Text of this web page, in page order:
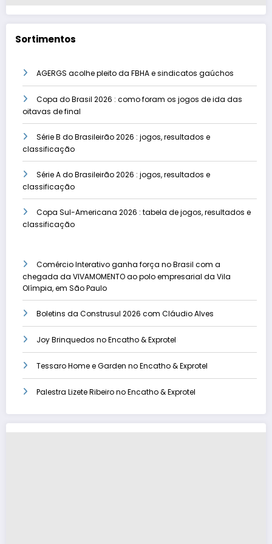
Sortimentos
AGERGS acolhe pleito da FBHA e sindicatos gaúchos
Copa do Brasil 2026 : como foram os jogos de ida das
oitavas de final
Série B do Brasileirão 2026 : jogos, resultados e
classificação
Série A do Brasileirão 2026 : jogos, resultados e
classificação
Copa Sul-Americana 2026 : tabela de jogos, resultados e
classificação
Comércio Interativo ganha força no Brasil com a
chegada da VIVAMOMENTO ao polo empresarial da Vila
Olímpia, em São Paulo
Boletins da Construsul 2026 com Cláudio Alves
Joy Brinquedos no Encatho & Exprotel
Tessaro Home e Garden no Encatho & Exprotel
Palestra Lizete Ribeiro no Encatho & Exprotel